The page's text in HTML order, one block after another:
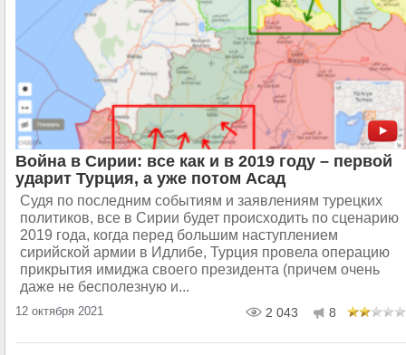
Война в Сирии: все как и в 2019 году – первой
ударит Турция, а уже потом Асад
Судя по последним событиям и заявлениям турецких
политиков, все в Сирии будет происходить по сценарию
2019 года, когда перед большим наступлением
сирийской армии в Идлибе, Турция провела операцию
прикрытия имиджа своего президента (причем очень
даже не бесполезную и...
12 октября 2021 2 043 8